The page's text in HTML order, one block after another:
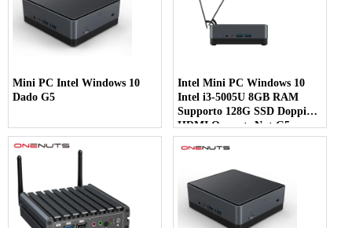
Mini PC Intel Windows 10
Dado G5
Intel Mini PC Windows 10
Intel i3-5005U 8GB RAM
Supporto 128G SSD Doppio
HDMI Onenuts Nut G5